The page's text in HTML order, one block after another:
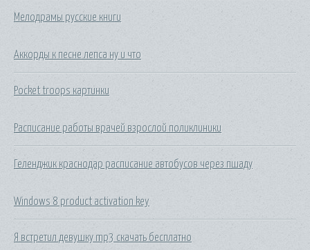
Мелодрамы русские книги
Аккорды к песне лепса ну и что
Pocket troops картинки
Расписание работы врачей взрослой поликлиники
Геленджик краснодар расписание автобусов через пшаду
Windows 8 product activation key
Я встретил девушку mp3 скачать бесплатно